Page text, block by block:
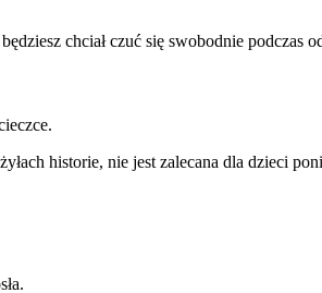
chciał czuć się swobodnie podczas
historie, nie jest zalecana dla dzieci